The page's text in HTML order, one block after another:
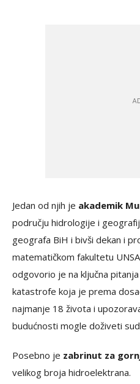
Jedan od njih je akademik
području hidrologije i
geografa BiH i bivši dekan i
matematičkom fakultetu
odgovorio je na ključna
katastrofe koja je prema
najmanje 18 života i
budućnosti mogle doživeti
Posebno je zabrinut za
velikog broja hidroelektrana.